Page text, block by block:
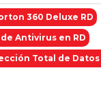
360 Deluxe RD
Antivirus en RD
Total de Datos